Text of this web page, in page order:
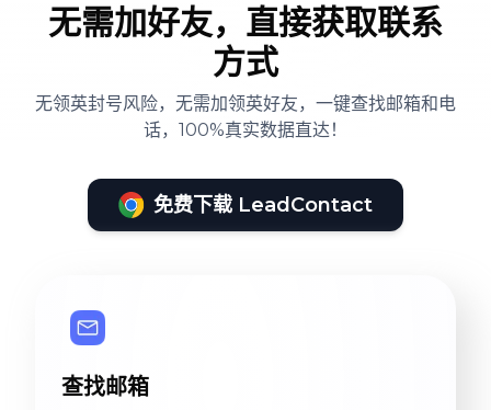
无需加好友，直接获取联系
方式
无领英封号风险，无需加领英好友，一键查找邮箱和电
话，100%真实数据直达！
免费下载 LeadContact
查找邮箱